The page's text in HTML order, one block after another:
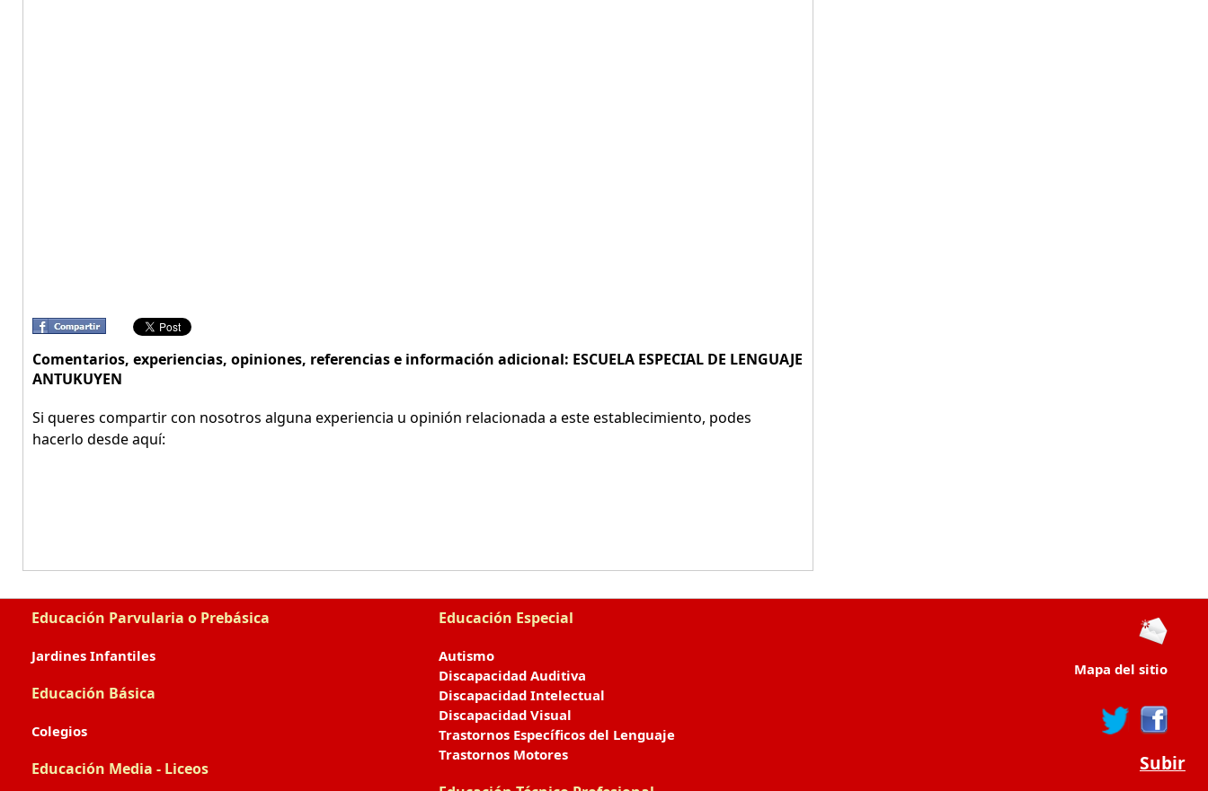
Comentarios, experiencias, opiniones, referencias e información adicional: ESCUELA ESPECIAL DE LENGUAJE
ANTUKUYEN
Si queres compartir con nosotros alguna experiencia u opinión relacionada a este establecimiento, podes
hacerlo desde aquí:
Educación Parvularia o Prebásica
Jardines Infantiles
Educación Básica
Colegios
Educación Media - Liceos
Educación Especial
Autismo
Discapacidad Auditiva
Discapacidad Intelectual
Discapacidad Visual
Trastornos Específicos del Lenguaje
Trastornos Motores
Mapa del sitio
Subir